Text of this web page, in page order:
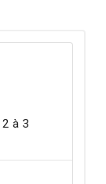
à 3